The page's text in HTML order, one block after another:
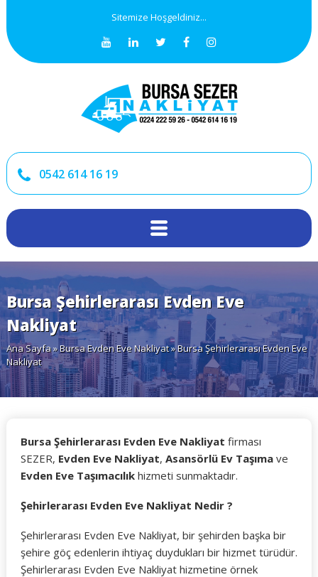
Sitemize Hoşgeldiniz...
0542 614 16 19
Bursa Şehirlerarası Evden Eve
Nakliyat
Ana Sayfa»Bursa Evden Eve Nakliyat» Bursa Şehirlerarası Evden Eve
Nakliyat
Bursa Şehirlerarası Evden Eve Nakliyat firması
SEZER, Evden Eve Nakliyat, Asansörlü Ev Taşımave
Evden Eve Taşımacılıkhizmeti sunmaktadır.
Şehirlerarası Evden Eve Nakliyat Nedir ?
Şehirlerarası Evden Eve Nakliyat, bir şehirden başka bir
şehire göç edenlerin ihtiyaç duydukları bir hizmet türüdür.
Şehirlerarası Evden Eve Nakliyat hizmetine örnek